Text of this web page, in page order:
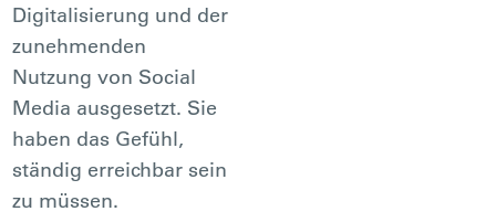
Digitalisierung und der
zunehmenden
Nutzung von Social
Media ausgesetzt. Sie
haben das Gefühl,
ständig erreichbar sein
zu müssen.